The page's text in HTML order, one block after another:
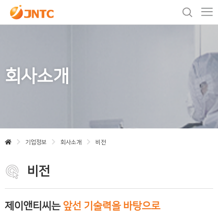
회사소개
기업정보 회사소개 비전
비전
제이앤티씨는 앞선 기술력을 바탕으로